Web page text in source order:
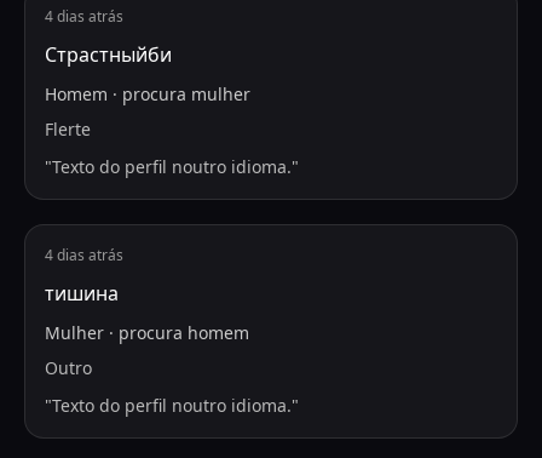
4 dias atrás
Страстныйби
Homem · procura mulher
Flerte
"Texto do perfil noutro idioma."
4 dias atrás
тишина
Mulher · procura homem
Outro
"Texto do perfil noutro idioma."